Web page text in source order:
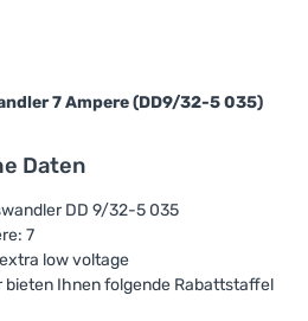
7 Ampere (DD9/32-5 035)
Daten
DD 9/32-5 035
7
low voltage
bieten Ihnen folgende Rabattstaffel